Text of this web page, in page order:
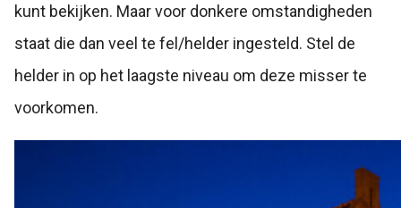
kunt bekijken. Maar voor donkere omstandigheden
staat die dan veel te fel/helder ingesteld. Stel de
helder in op het laagste niveau om deze misser te
voorkomen.